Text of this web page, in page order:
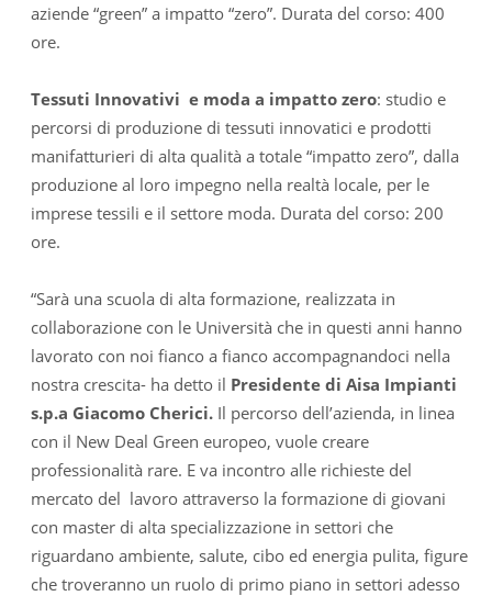
aziende “green” a impatto “zero”. Durata del corso: 400
ore.
Tessuti Innovativi e moda a impatto zero: studio e
percorsi di produzione di tessuti innovatici e prodotti
manifatturieri di alta qualità a totale “impatto zero”, dalla
produzione al loro impegno nella realtà locale, per le
imprese tessili e il settore moda. Durata del corso: 200
ore.
“Sarà una scuola di alta formazione, realizzata in
collaborazione con le Università che in questi anni hanno
lavorato con noi fianco a fianco accompagnandoci nella
nostra crescita- ha detto il Presidente di Aisa Impianti
s.p.a Giacomo Cherici.Il percorso dell’azienda, in linea
con il New Deal Green europeo, vuole creare
professionalità rare. E va incontro alle richieste del
mercato del lavoro attraverso la formazione di giovani
con master di alta specializzazione in settori che
riguardano ambiente, salute, cibo ed energia pulita, figure
che troveranno un ruolo di primo piano in settori adesso